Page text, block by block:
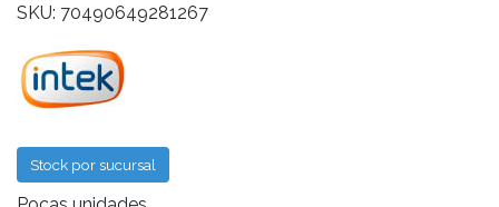
SKU: 70490649281267
Stock por sucursal